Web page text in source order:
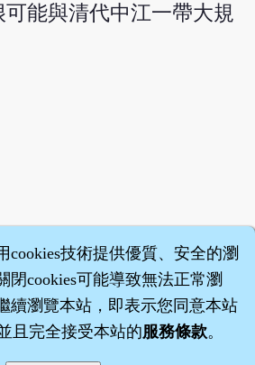
能與清代中江一帶大規
cookies技術提供優質、安全的瀏
閉cookies可能導致無法正常瀏
續瀏覽本站，即表示您同意本站
且完全接受本站的服務條款。